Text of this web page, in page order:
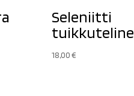
Seleniitti
tuikkuteline
18,00€